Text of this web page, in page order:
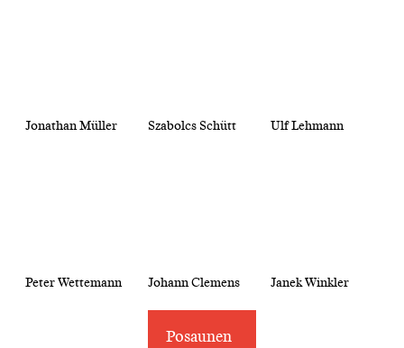
Jonathan Müller Szabolcs Schütt Ulf Lehmann
Peter Wettemann Johann Clemens Janek Winkler
Posaunen